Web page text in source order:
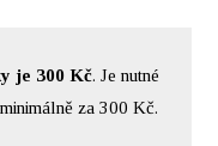
je 300 Kč. Je nutné
za300 Kč.